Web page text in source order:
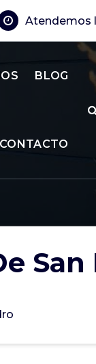
Atendemos
BLOG
CONTACTO
San